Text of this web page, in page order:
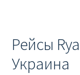
Акции RYANAIR из
Рейсы
Украина